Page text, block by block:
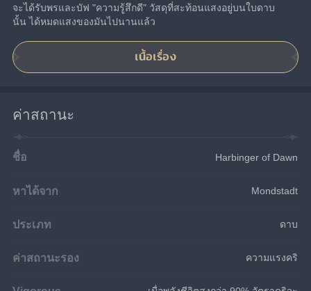
จะได้รับพรและบัฟ "ความรู้สึกดี" วัสดุที่สะท้อนแสงอยู่บนใบดาบ
นั้น ได้หมดแสงของมันไปนานแล้ว
เนื้อเรื่อง
ค่าสถานะ
ชื่อ Harbinger of Dawn
หาได้จาก Mondstadt
ประเภท ดาบ
ค่าสถานะรอง ความแรงคริ